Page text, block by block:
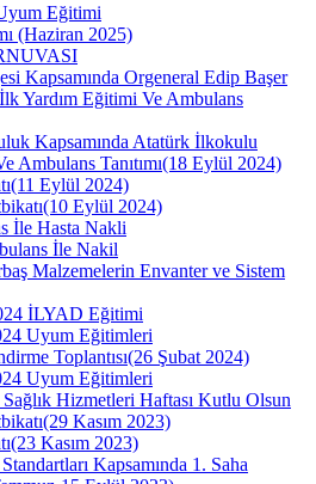
Eğitimi
(Haziran 2025)
Kapsamında Orgeneral Edip Başer
Yardım Eğitimi Ve Ambulans
Kapsamında Atatürk İlkokulu
Ambulans Tanıtımı(18 Eylül 2024)
Eylül 2024)
Eylül 2024)
İle Hasta Nakli
İle Nakil
Malzemelerin Envanter ve Sistem
İLYAD Eğitimi
Uyum Eğitimleri
Toplantısı(26 Şubat 2024)
Uyum Eğitimleri
Hizmetleri Haftası Kutlu Olsun
Kasım 2023)
Kasım 2023)
Kapsamında 1. Saha